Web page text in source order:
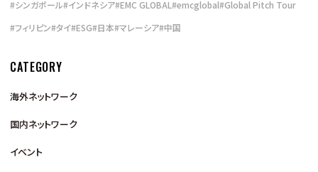
#シンガポール#インドネシア#EMC GLOBAL#emcglobal#Global Pitch Tour
#フィリピン#タイ#ESG#日本#マレーシア#中国
CATEGORY
海外ネットワーク
国内ネットワーク
イベント